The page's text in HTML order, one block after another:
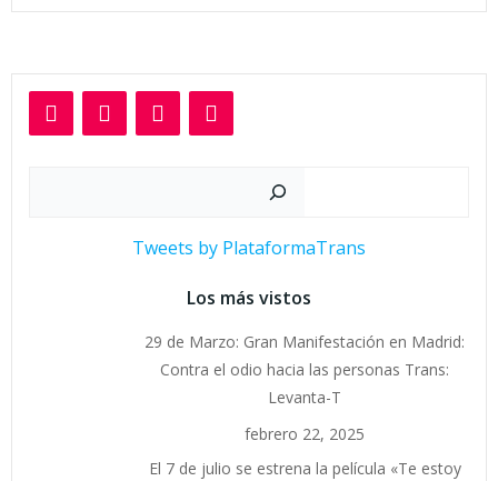
Tweets by PlataformaTrans
Los más vistos
29 de Marzo: Gran Manifestación en Madrid:
Contra el odio hacia las personas Trans:
Levanta-T
febrero 22, 2025
El 7 de julio se estrena la película «Te estoy